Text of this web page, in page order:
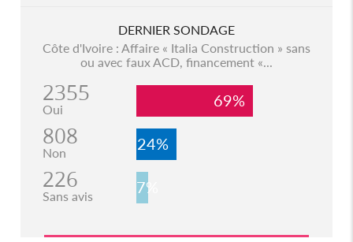
DERNIER SONDAGE
Côte d'Ivoire : Affaire « Italia Construction » sans
ou avec faux ACD, financement «...
2355
Oui 69%
808
Non 24%
226
Sans avis 7%